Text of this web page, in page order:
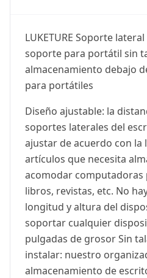
LUKETURE Soporte
soporte para portátil sin
almacenamiento debajo
para portátiles
Diseño ajustable: la
soportes laterales del
ajustar de acuerdo con la
artículos que necesita
acomodar computadoras
libros, revistas, etc. No
longitud y altura del
soportar cualquier
pulgadas de grosor Sin
instalar: nuestro
almacenamiento de